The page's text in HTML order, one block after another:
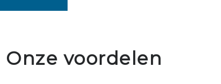
Onze voordelen